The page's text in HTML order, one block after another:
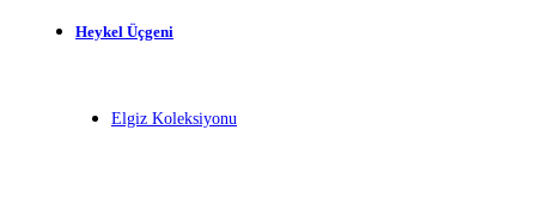
Heykel Üçgeni
Elgiz Koleksiyonu